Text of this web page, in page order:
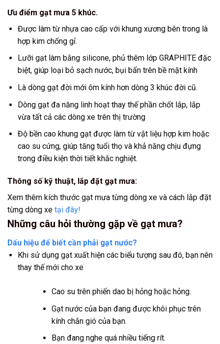
Ưu điểm gạt mưa 5 khúc.
Được làm từ nhựa cao cấp với khung xương bên trong là
hợp kim chống gỉ.
Lưỡi gạt làm bằng silicone, phủ thêm lớp GRAPHITE đặc
biệt, giúp loại bỏ sạch nước, bụi bẩn trên bề mặt kính
Là dòng gạt đời mới ôm kính hơn dòng 3 khúc đời cũ.
Dòng gạt đa năng linh hoạt thay thế phần chốt lắp, lắp
vừa tất cả các dòng xe trên thị trường
Độ bền cao khung gạt được làm từ vật liệu hợp kim hoặc
cao su cứng, giúp tăng tuổi thọ và khả năng chịu đựng
trong điều kiện thời tiết khắc nghiệt.
Thông số kỹ thuật, lắp đặt gạt mưa:
Xem thêm kích thước gạt mưa từng dòng xe và cách lắp đặt
từng dòng xe tại đây!
Những câu hỏi thường gặp về gạt mưa?
Dấu hiệu để biết cần phải gạt nước?
Khi sử dụng gạt xuất hiện các biểu tượng sau đó, bạn nên
thay thế mới cho xe
Cao su trên phiến dao bị hỏng hoặc hỏng.
Gạt nước của bạn đang được khôi phục trên
kính chắn gió của bạn.
Bạn đang nghe quá nhiều tiếng rít.